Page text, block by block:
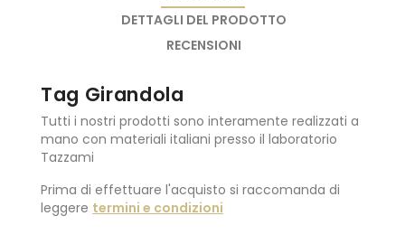
DETTAGLI DEL PRODOTTO
RECENSIONI
Tag Girandola
Tutti i nostri prodotti sono interamente realizzati a
mano con materiali italiani presso il laboratorio
Tazzami
Prima di effettuare l'acquisto si raccomanda di
leggere termini e condizioni